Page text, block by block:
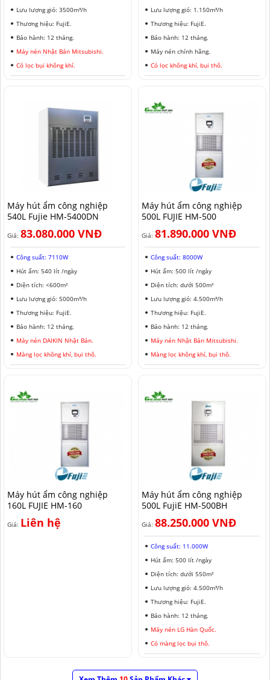
Lưu lượng gió: 3500m³/h
Thương hiệu: FujiE.
Bảo hành: 12 tháng.
Máy nén Nhật Bản Mitsubishi.
Có lọc bụi không khí.
Lưu lượng gió: 1.150m³/h
Thương hiệu: FujiE.
Bảo hành: 12 tháng.
Máy nén chính hãng.
Có lọc không khí, bụi thô.
Máy hút ẩm công nghiệp
540L Fujie HM-5400DN
Giá: 83.080.000 VNĐ
Công suất: 7110W
Hút ẩm: 540 lít /ngày
Diện tích: <600m²
Lưu lượng gió: 5000m³/h
Thương hiệu: FujiE.
Bảo hành: 12 tháng.
Máy nén DAIKIN Nhật Bản.
Màng lọc không khí, bụi thô.
Máy hút ẩm công nghiệp
500L FUJIE HM-500
Giá: 81.890.000 VNĐ
Công suất: 8000W
Hút ẩm: 500 lít /ngày
Diện tích: dưới 500m²
Lưu lượng gió: 4.500m³/h
Thương hiệu: FujiE.
Bảo hành: 12 tháng.
Máy nén Nhật Bản Mitsubishi.
Màng lọc không khí, bụi thô.
Máy hút ẩm công nghiệp
160L FUJIE HM-160
Giá: Liên hệ
Máy hút ẩm công nghiệp
500L FujiE HM-500BH
Giá: 88.250.000 VNĐ
Công suất: 11.000W
Hút ẩm: 500 lít /ngày
Diện tích: dưới 550m²
Lưu lượng gió: 4.500m³/h
Thương hiệu: FujiE.
Bảo hành: 12 tháng.
Máy nén LG Hàn Quốc.
Có màng lọc bụi thô.